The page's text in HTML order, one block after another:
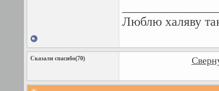
Люблю халяву
Сказали спасибо(70)